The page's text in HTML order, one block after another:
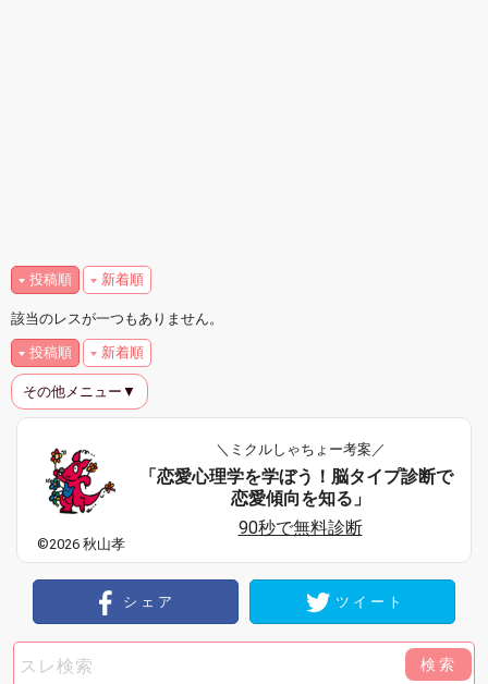
投稿順 新着順
該当のレスが一つもありません。
投稿順 新着順
その他メニュー▼
©2026 秋山孝
＼ミクルしゃちょー考案／
「恋愛心理学を学ぼう！脳タイプ診断で
恋愛傾向を知る」
90秒で無料診断
シェア ツイート
検索